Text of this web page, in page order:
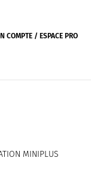
COMPTE / ESPACE PRO
MINIPLUS